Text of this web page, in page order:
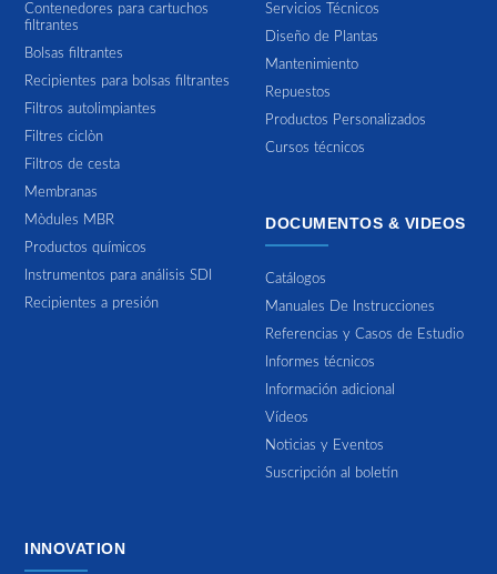
Contenedores para cartuchos
filtrantes
Bolsas filtrantes
Recipientes para bolsas filtrantes
Filtros autolimpiantes
Filtres ciclòn
Filtros de cesta
Membranas
Mòdules MBR
Productos químicos
Instrumentos para análisis SDI
Recipientes a presión
Servicios Técnicos
Diseño de Plantas
Mantenimiento
Repuestos
Productos Personalizados
Cursos técnicos
DOCUMENTOS & VIDEOS
Catálogos
Manuales De Instrucciones
Referencias y Casos de Estudio
Informes técnicos
Información adicional
Vídeos
Noticias y Eventos
Suscripción al boletín
INNOVATION